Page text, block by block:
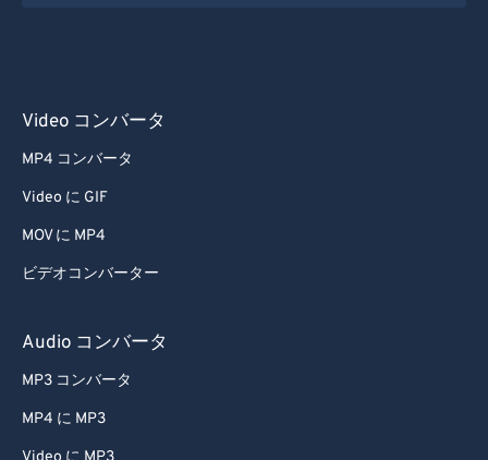
Video コンバータ
MP4 コンバータ
Video に GIF
MOV に MP4
ビデオコンバーター
Audio コンバータ
MP3 コンバータ
MP4 に MP3